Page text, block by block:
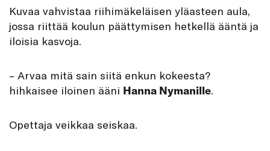
Kuvaa vahvistaa riihimäkeläisen yläasteen aula,
jossa riittää koulun päättymisen hetkellä ääntä ja
iloisia kasvoja.
– Arvaa mitä sain siitä enkun kokeesta?
hihkaisee iloinen ääni Hanna Nymanille.
Opettaja veikkaa seiskaa.